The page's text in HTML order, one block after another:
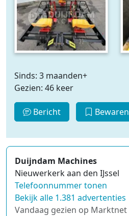
Sinds: 3 maanden+
Gezien: 46 keer
Bericht Bewaren
Duijndam Machines
Nieuwerkerk aan den IJssel
Telefoonnummer tonen
Bekijk alle 1.381 advertenties
Vandaag gezien op Marktnet